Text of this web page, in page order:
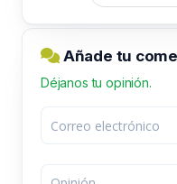
Añade tu
Déjanos tu opinión.